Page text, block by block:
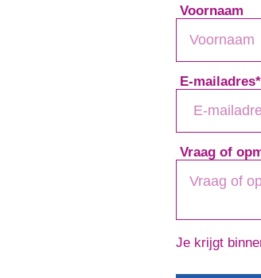
Voornaam
E-mailadres*
Vraag of
Je krijgt